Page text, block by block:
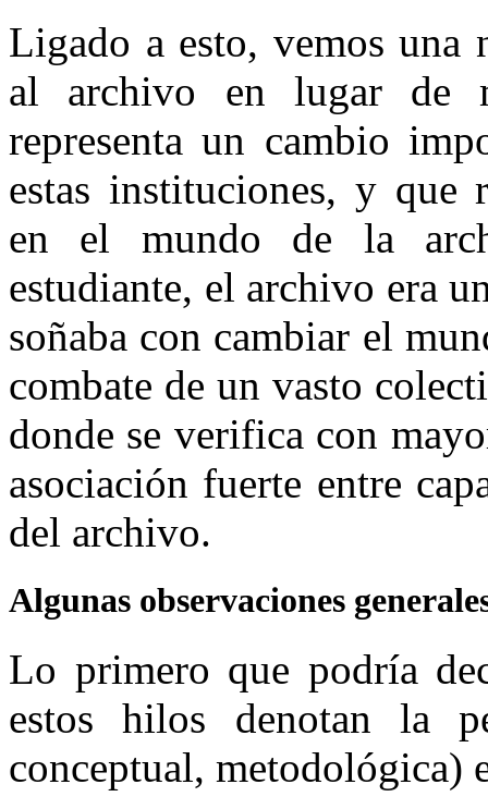
Ligado a esto, vemos una
al archivo en lugar de
representa un cambio
estas instituciones, y que
en el mundo de la
estudiante, el archivo era
soñaba con cambiar el
combate de un vasto
donde se verifica con
asociación fuerte entre
del archivo.
Algunas observaciones
Lo primero que podría
estos hilos denotan la
conceptual, metodológica)